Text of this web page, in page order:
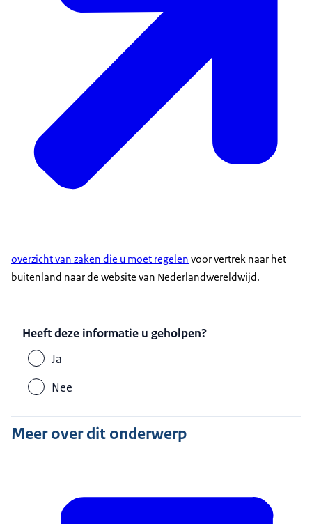
overzicht van zaken die u moet regelen voor vertrek naar het
buitenland naar de website van Nederlandwereldwijd.
Heeft deze informatie u geholpen?
Ja
Nee
Meer over dit onderwerp